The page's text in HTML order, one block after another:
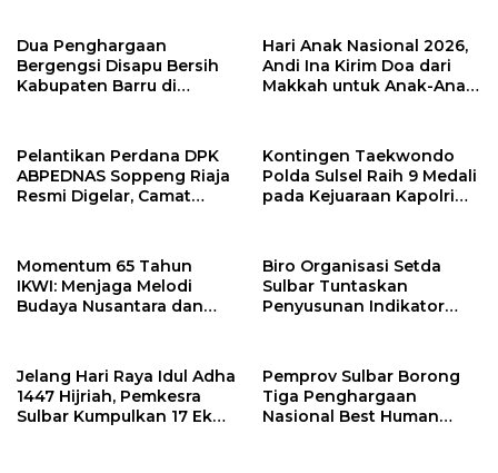
Dua Penghargaan
Bergengsi Disapu Bersih
Kabupaten Barru di
Hari Anak Nasional 2026,
Andi Ina Kirim Doa dari
Makkah untuk Anak-Anak
Pelantikan Perdana DPK
ABPEDNAS Soppeng Riaja
Resmi Digelar, Camat
Kontingen Taekwondo
Polda Sulsel Raih 9 Medali
pada Kejuaraan Kapolri
Momentum 65 Tahun
IKWI: Menjaga Melodi
Budaya Nusantara dan
Biro Organisasi Setda
Sulbar Tuntaskan
Penyusunan Indikator
Jelang Hari Raya Idul Adha
1447 Hijriah, Pemkesra
Sulbar Kumpulkan 17 Ekor
Pemprov Sulbar Borong
Tiga Penghargaan
Nasional Best Human